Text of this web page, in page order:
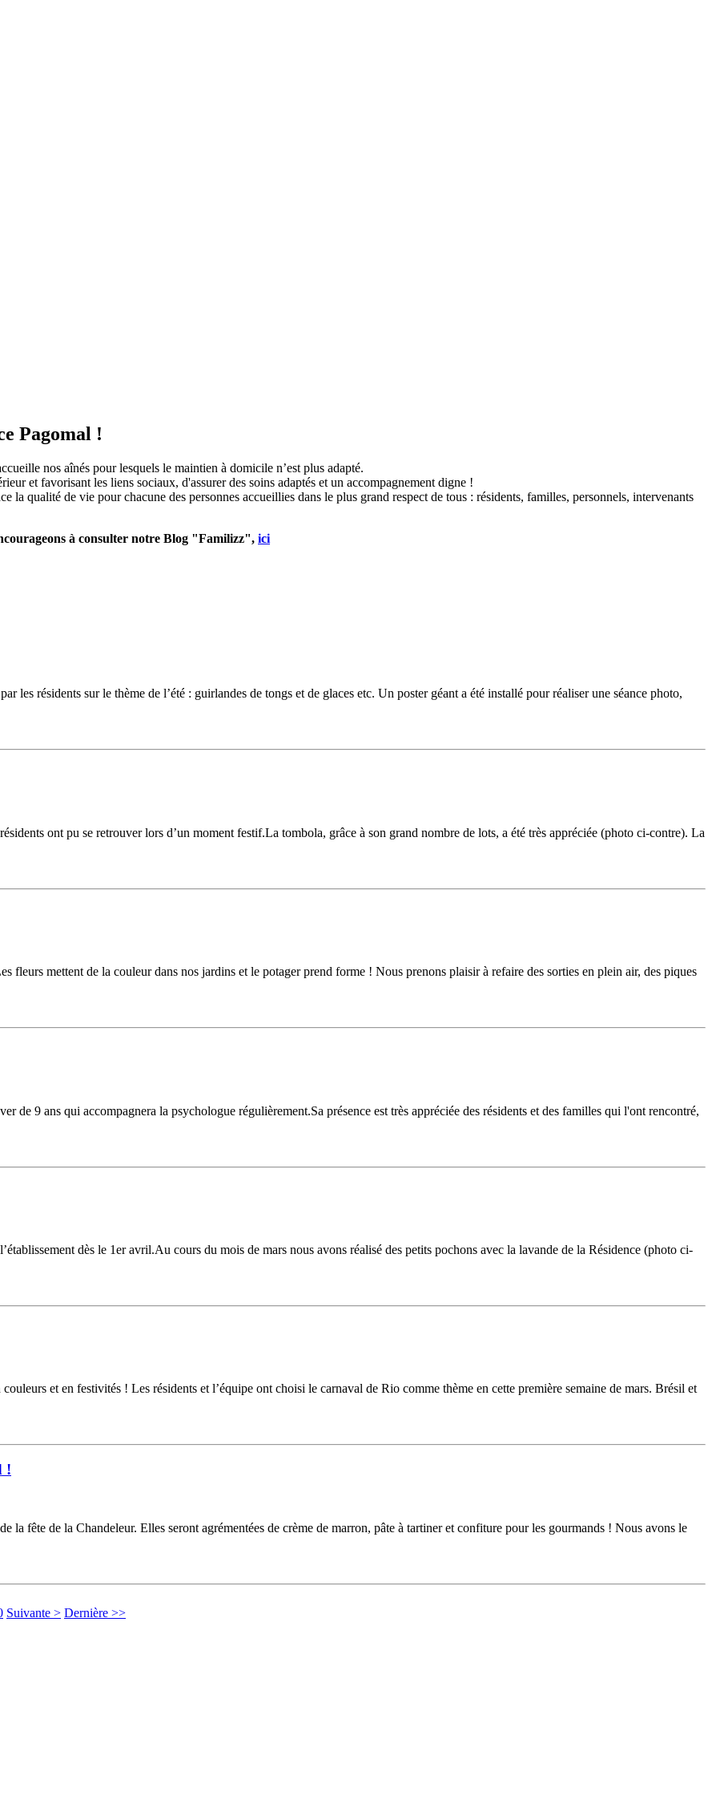
Pagomal !
nos aînés pour lesquels le maintien à domicile n’est plus adapté.
et favorisant les liens sociaux, d'assurer des soins adaptés et un accompagnement digne !
la qualité de vie pour chacune des personnes accueillies dans le plus grand respect de tous : résidents, familles, personnels, intervenants
à consulter notre Blog "Familizz", ici
les résidents sur le thème de l’été : guirlandes de tongs et de glaces etc. Un poster géant a été installé pour réaliser une séance photo,
ont pu se retrouver lors d’un moment festif.La tombola, grâce à son grand nombre de lots, a été très appréciée (photo ci-contre). La
fleurs mettent de la couleur dans nos jardins et le potager prend forme ! Nous prenons plaisir à refaire des sorties en plein air, des piques
de 9 ans qui accompagnera la psychologue régulièrement.Sa présence est très appréciée des résidents et des familles qui l'ont rencontré,
dès le 1er avril.Au cours du mois de mars nous avons réalisé des petits pochons avec la lavande de la Résidence (photo ci-
et en festivités ! Les résidents et l’équipe ont choisi le carnaval de Rio comme thème en cette première semaine de mars. Brésil et
!
la fête de la Chandeleur. Elles seront agrémentées de crème de marron, pâte à tartiner et confiture pour les gourmands ! Nous avons le
Suivante > Dernière >>